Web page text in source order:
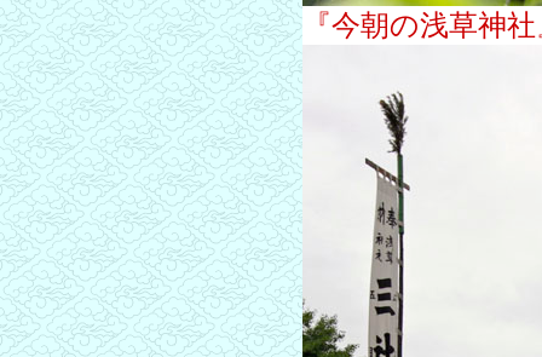
『今朝の浅草神